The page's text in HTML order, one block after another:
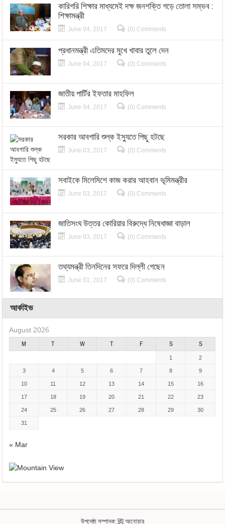
কারিগরি শিক্ষার মাধ্যমেই দক্ষ জনশক্তি গড়ে তোলা সম্ভব :
শিক্ষামন্ত্রী
June 04, 2017 (0) Comments
প্রধানমন্ত্রী এতিমদের মুখে খাবার তুলে দেন
June 04, 2017 (0) Comments
জাতীয় পার্টির ইফতার মাহফিল
June 04, 2017 (0) Comments
সরকার আবগারি শুল্ক ইস্যুতে পিছু হটছে
June 03, 2017 (0) Comments
সবাইকে মিলেমিশে কাজ করার আহবান ভূমিমন্ত্রীর
June 03, 2017 (0) Comments
জাতিসংঘ উত্তর কোরিয়ার বিরুদ্ধে নিষেধাজ্ঞা বাড়াল
June 03, 2017 (0) Comments
তথ্যমন্ত্রী তিনদিনের সফরে দিল্লী গেছেন
June 01, 2017 (0) Comments
আর্কাইভ
August 2026
M
T W T F S S
1 2
3 4 5 6 7 8 9
10 11 12 13 14 15 16
17 18 19 20 21 22 23
24 25 26 27 28 29 30
31
« Mar
উপদেষ্ঠা সম্পাদক: রিন্টু আনোয়ার